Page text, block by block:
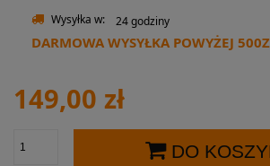
Wysyłka w: 24 godziny
DARMOWA WYSYŁKA POWYŻEJ
149,00 zł
DO